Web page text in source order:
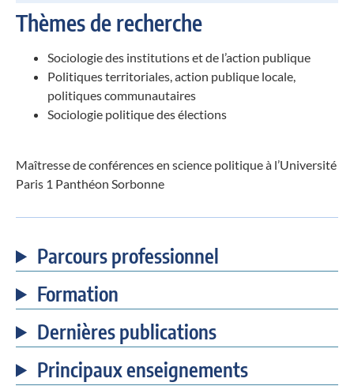
Maîtresse de conférences en science politique à l’Université
Paris 1 Panthéon Sorbonne
Parcours professionnel
Formation
Dernières publications
Principaux enseignements
Thèmes de recherche
Sociologie des institutions et de l’action publique
Politiques territoriales, action publique locale,
politiques communautaires
Sociologie politique des élections